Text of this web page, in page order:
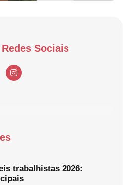
Sociais
trabalhistas 2026: